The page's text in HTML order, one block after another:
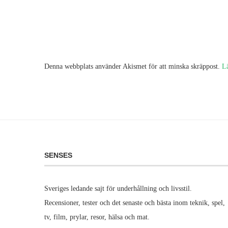
Denna webbplats använder Akismet för att minska skräppost.
SENSES
Sveriges ledande sajt för underhållning och livsstil.
Recensioner, tester och det senaste och bästa inom teknik, spel,
tv, film, prylar, resor, hälsa och mat.